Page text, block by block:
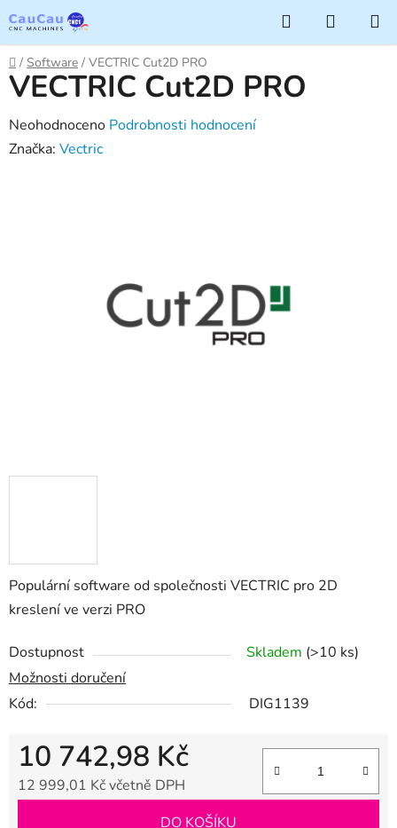
na
obsah
Hledat
KOŠÍK
Domů
/ Software / VECTRIC Cut2D PRO
Populární software od společnosti VECTRIC pro 2D
kreslení ve verzi PRO
Dostupnost Skladem (>10 ks)
Možnosti doručení
Kód:
DIG1139
10 742,98 Kč
12 999,01 Kč včetně DPH
DO KOŠÍKU
VECTRIC Cut2D PRO
Průměrné
hodnocení
Neohodnoceno Podrobnosti hodnocení
Značka: Vectric